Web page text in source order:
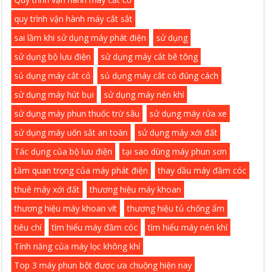
quy trình vận hành máy cắt sắt
sai lầm khi sử dụng máy phát điện
sử dụng
sử dụng bộ lưu điện
sử dụng máy cắt bê tông
sủ dụng máy cắt cỏ
sủ dụng máy cắt cỏ đúng cách
sử dụng máy hút bụi
sử dụng máy nén khí
sử dụng máy phun thuốc trừ sâu
sử dụng máy rửa xe
sử dụng máy uốn sắt an toàn
sử dụng máy xới đất
Tác dụng của bộ lưu điện
tại sao dùng máy phun sơn
tầm quan trọng của máy phát điện
thay dầu máy đầm cóc
thuê máy xới đất
thương hiệu máy khoan
thương hiệu máy khoan vít
thương hiệu tủ chống ẩm
tiêu chí
tìm hiểu máy đầm cóc
tìm hiểu máy nén khí
Tính năng của máy lọc không khí
Top 3 máy phun bột được ưa chuộng hiện nay